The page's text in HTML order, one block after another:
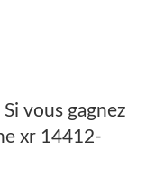
vous gagnez
xr 14412-